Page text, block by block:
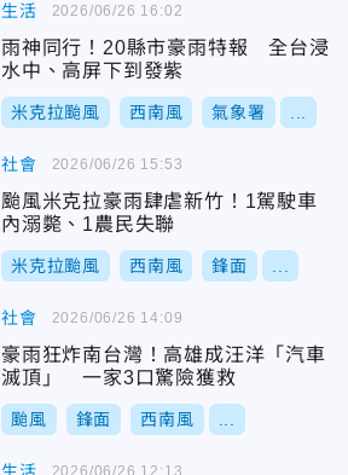
生活
雨神同行！20縣市豪雨特報 全台浸
水中、高屏下到發紫
米克拉颱風 西南風 氣象署
2026/06/26 16:02
社會
颱風米克拉豪雨肆虐新竹！1駕駛車
內溺斃、1農民失聯
米克拉颱風 西南風 鋒面
2026/06/26 15:53
社會
豪雨狂炸南台灣！高雄成汪洋「汽車
滅頂」 一家3口驚險獲救
颱風 鋒面 西南風
2026/06/26 14:09
2026/06/26 12:13